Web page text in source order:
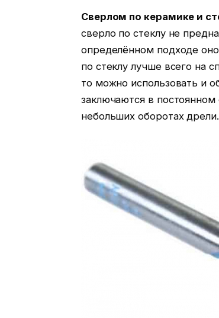
Сверлом по керамике и
сверло по стеклу не
определённом подходе
по стеклу лучше всего на
то можно использовать и
заключаются в
небольших оборотах дрели.